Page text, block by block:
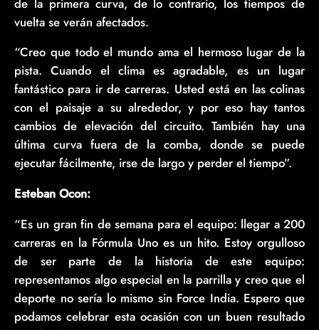
vuelta se verán afectados.
“Creo que todo el mundo ama el hermoso lugar de la
pista. Cuando el clima es agradable, es un lugar
fantástico para ir de carreras. Usted está en las colinas
con el paisaje a su alrededor, y por eso hay tantos
cambios de elevación del circuito. También hay una
última curva fuera de la comba, donde se puede
ejecutar fácilmente, irse de largo y perder el tiempo”.
Esteban Ocon:
“Es un gran fin de semana para el equipo: llegar a 200
carreras en la Fórmula Uno es un hito. Estoy orgulloso
de ser parte de la historia de este equipo:
representamos algo especial en la parrilla y creo que el
deporte no sería lo mismo sin Force India. Espero que
podamos celebrar esta ocasión con un buen resultado